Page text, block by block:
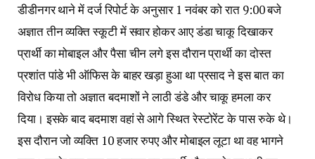
डीडीनगर थाने में दर्ज रिपोर्ट के अनुसार 1 नवंबर को रात 9:00 बजे
अज्ञात तीन व्यक्ति स्कूटी में सवार होकर आए डंडा चाकू दिखाकर
प्रार्थी का मोबाइल और पैसा चीन लगे इस दौरान प्रार्थी का दोस्त
प्रशांत पांडे भी ऑफिस के बाहर खड़ा हुआ था प्रसाद ने इस बात का
विरोध किया तो अज्ञात बदमाशों ने लाठी डंडे और चाकू हमला कर
दिया। इसके बाद बदमाश वहां से आगे स्थित रेस्टोरेंट के पास रुके थे।
इस दौरान जो व्यक्ति 10 हजार रुपए और मोबाइल लूटा था वह भागने